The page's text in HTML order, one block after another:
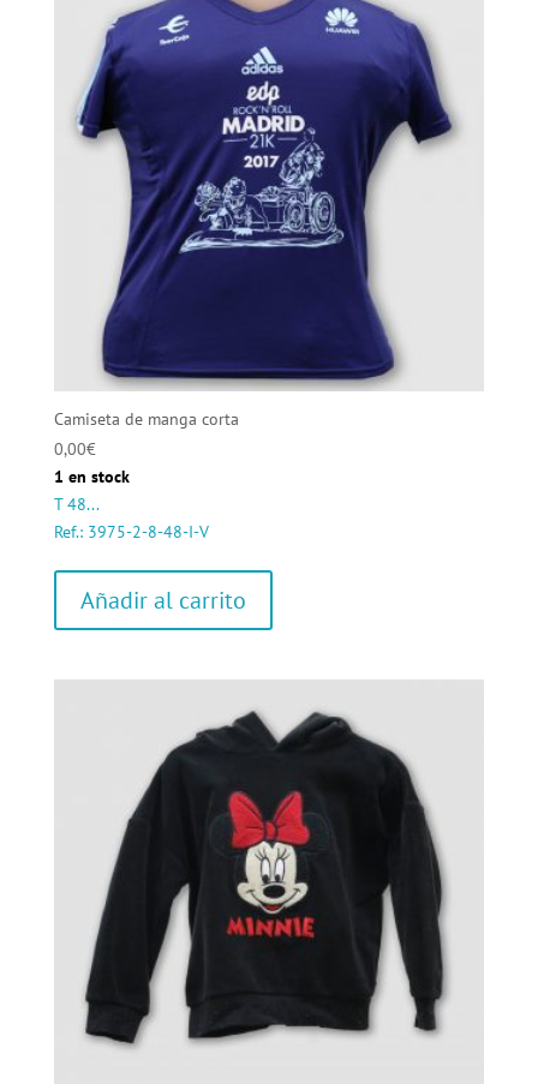
Camiseta de manga corta
0,00€
1 en stock
T 48...
Ref.: 3975-2-8-48-I-V
Añadir al carrito